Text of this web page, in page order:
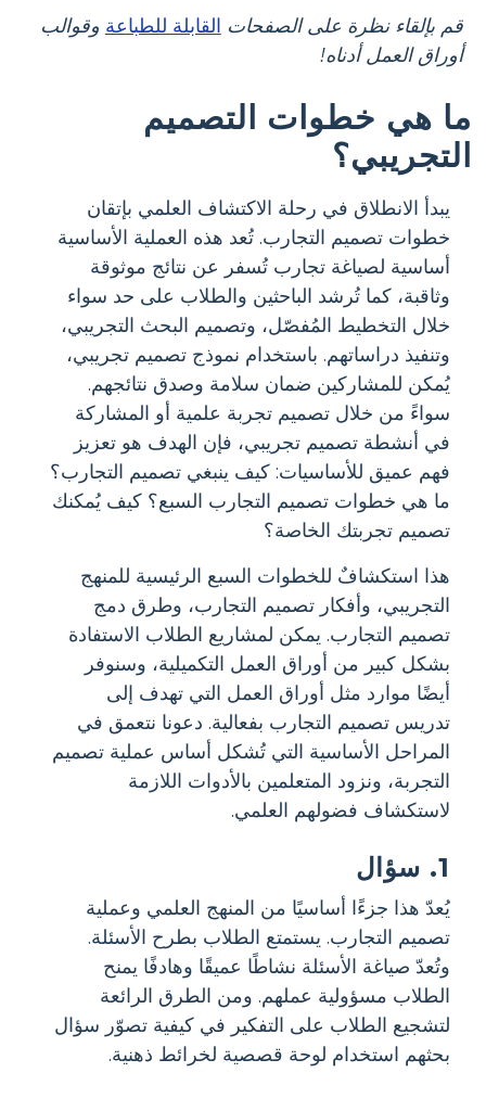
قم بإلقاء نظرة على الصفحات القابلة للطباعة وقوالب
أوراق العمل أدناه!
ما هي خطوات التصميم
التجريبي؟
يبدأ الانطلاق في رحلة الاكتشاف العلمي بإتقان
خطوات تصميم التجارب. تُعد هذه العملية الأساسية
أساسية لصياغة تجارب تُسفر عن نتائج موثوقة
وثاقبة، كما تُرشد الباحثين والطلاب على حد سواء
خلال التخطيط المُفصّل، وتصميم البحث التجريبي،
وتنفيذ دراساتهم. باستخدام نموذج تصميم تجريبي،
يُمكن للمشاركين ضمان سلامة وصدق نتائجهم.
سواءً من خلال تصميم تجربة علمية أو المشاركة
في أنشطة تصميم تجريبي، فإن الهدف هو تعزيز
فهم عميق للأساسيات: كيف ينبغي تصميم التجارب؟
ما هي خطوات تصميم التجارب السبع؟ كيف يُمكنك
تصميم تجربتك الخاصة؟
هذا استكشافٌ للخطوات السبع الرئيسية للمنهج
التجريبي، وأفكار تصميم التجارب، وطرق دمج
تصميم التجارب. يمكن لمشاريع الطلاب الاستفادة
بشكل كبير من أوراق العمل التكميلية، وسنوفر
أيضًا موارد مثل أوراق العمل التي تهدف إلى
تدريس تصميم التجارب بفعالية. دعونا نتعمق في
المراحل الأساسية التي تُشكل أساس عملية تصميم
التجربة، ونزود المتعلمين بالأدوات اللازمة
لاستكشاف فضولهم العلمي.
1. سؤال
يُعدّ هذا جزءًا أساسيًا من المنهج العلمي وعملية
تصميم التجارب. يستمتع الطلاب بطرح الأسئلة.
وتُعدّ صياغة الأسئلة نشاطًا عميقًا وهادفًا يمنح
الطلاب مسؤولية عملهم. ومن الطرق الرائعة
لتشجيع الطلاب على التفكير في كيفية تصوّر سؤال
بحثهم استخدام لوحة قصصية لخرائط ذهنية.